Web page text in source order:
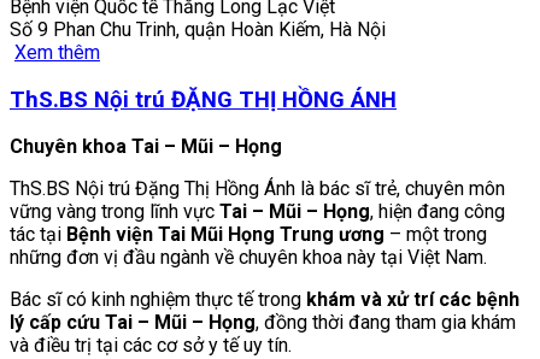
Bệnh viện Quốc tế Thăng Long Lạc Việt
Số 9 Phan Chu Trinh, quận Hoàn Kiếm, Hà Nội
Xem thêm
ThS.BS Nội trú ĐẶNG THỊ HỒNG ÁNH
Chuyên khoa Tai – Mũi – Họng
ThS.BS Nội trú Đặng Thị Hồng Ánh là bác sĩ trẻ, chuyên môn
vững vàng trong lĩnh vực Tai – Mũi – Họng, hiện đang công
tác tại Bệnh viện Tai Mũi Họng Trung ương – một trong
những đơn vị đầu ngành về chuyên khoa này tại Việt Nam.
Bác sĩ có kinh nghiệm thực tế trong khám và xử trí các bệnh
lý cấp cứu Tai – Mũi – Họng, đồng thời đang tham gia khám
và điều trị tại các cơ sở y tế uy tín.